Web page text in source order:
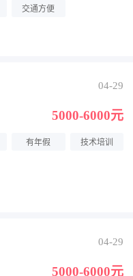
交通方便
04-29
5000-6000元
有年假 技术培训
04-29
5000-6000元